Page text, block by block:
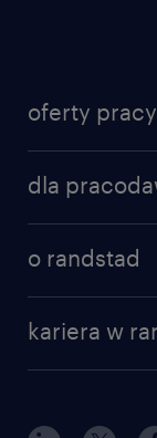
oferty pracy
specjalizacje
praca w amazon
dla
o randstad
dla mediów
kariera w
nasz świat